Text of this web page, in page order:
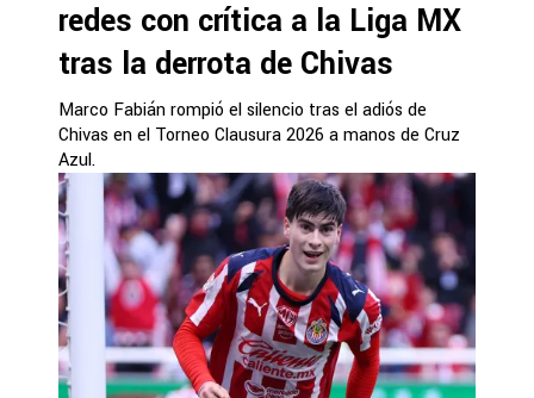
redes con crítica a la Liga MX
tras la derrota de Chivas
Marco Fabián rompió el silencio tras el adiós de
Chivas en el Torneo Clausura 2026 a manos de Cruz
Azul.